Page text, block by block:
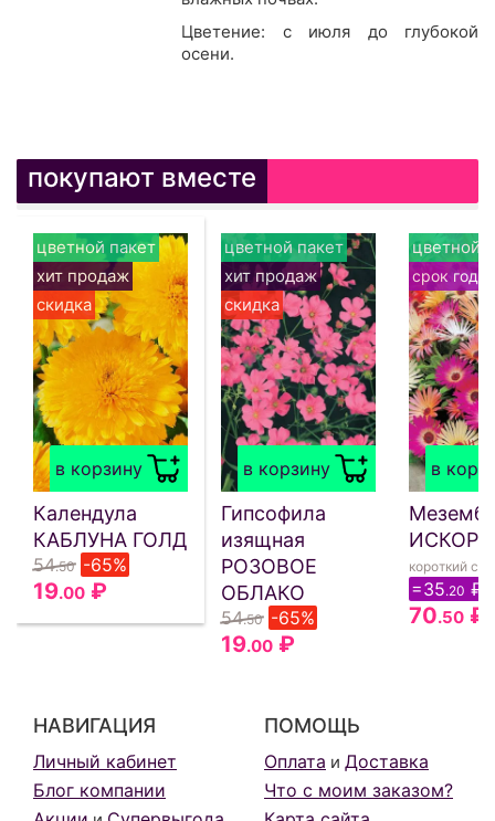
Цветение: с июля до глубокой
осени.
покупают вместе
в корзину
цветной пакет
хит продаж
скидка
Календула
КАБЛУНА ГОЛД
54.50 -65%
19.00 ₽
в корзину
цветной пакет
хит продаж
скидка
Гипсофила
изящная
РОЗОВОЕ
ОБЛАКО
54.50 -65%
19.00 ₽
в
цветной
срок
короткий
=35.20 ₽
70.50 ₽
НАВИГАЦИЯ
Личный кабинет
Блог компании
ПОМОЩЬ
Оплата и Доставка
Что с моим заказом?